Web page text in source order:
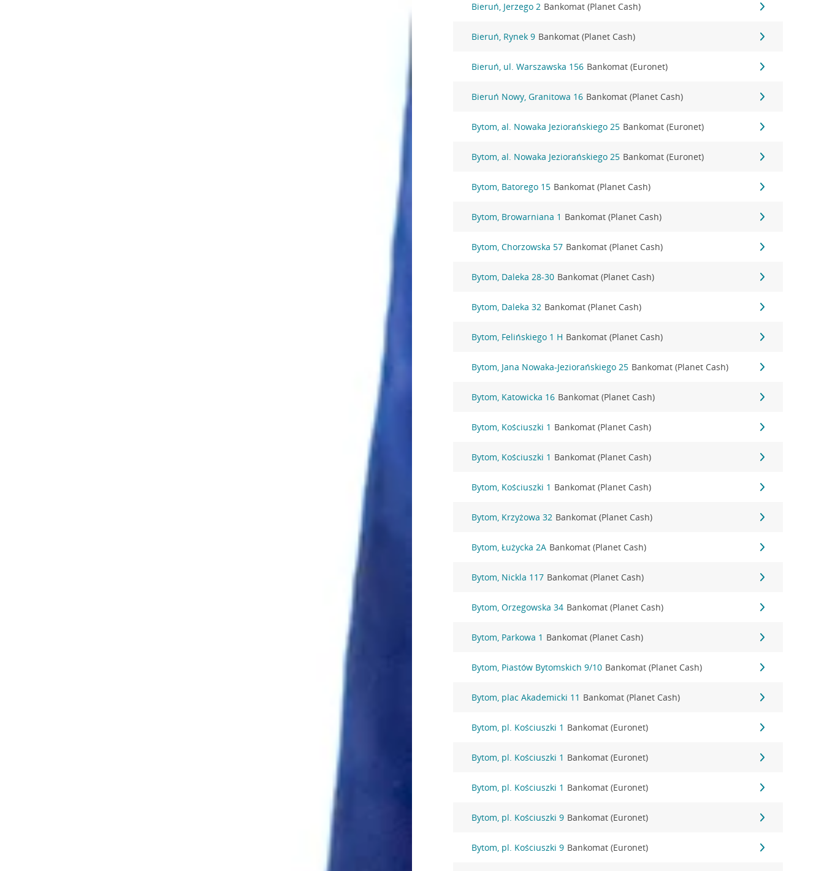
Bieruń, Jerzego 2 Bankomat (Planet Cash)
Bieruń, Rynek 9 Bankomat (Planet Cash)
Bieruń, ul. Warszawska 156 Bankomat (Euronet)
Bieruń Nowy, Granitowa 16 Bankomat (Planet Cash)
Bytom, al. Nowaka Jeziorańskiego 25 Bankomat (Euronet)
Bytom, al. Nowaka Jeziorańskiego 25 Bankomat (Euronet)
Bytom, Batorego 15 Bankomat (Planet Cash)
Bytom, Browarniana 1 Bankomat (Planet Cash)
Bytom, Chorzowska 57 Bankomat (Planet Cash)
Bytom, Daleka 28-30 Bankomat (Planet Cash)
Bytom, Daleka 32 Bankomat (Planet Cash)
Bytom, Felińskiego 1 H Bankomat (Planet Cash)
Bytom, Jana Nowaka-Jeziorańskiego 25 Bankomat (Planet Cash)
Bytom, Katowicka 16 Bankomat (Planet Cash)
Bytom, Kościuszki 1 Bankomat (Planet Cash)
Bytom, Kościuszki 1 Bankomat (Planet Cash)
Bytom, Kościuszki 1 Bankomat (Planet Cash)
Bytom, Krzyżowa 32 Bankomat (Planet Cash)
Bytom, Łużycka 2A Bankomat (Planet Cash)
Bytom, Nickla 117 Bankomat (Planet Cash)
Bytom, Orzegowska 34 Bankomat (Planet Cash)
Bytom, Parkowa 1 Bankomat (Planet Cash)
Bytom, Piastów Bytomskich 9/10 Bankomat (Planet Cash)
Bytom, plac Akademicki 11 Bankomat (Planet Cash)
Bytom, pl. Kościuszki 1 Bankomat (Euronet)
Bytom, pl. Kościuszki 1 Bankomat (Euronet)
Bytom, pl. Kościuszki 1 Bankomat (Euronet)
Bytom, pl. Kościuszki 9 Bankomat (Euronet)
Bytom, pl. Kościuszki 9 Bankomat (Euronet)